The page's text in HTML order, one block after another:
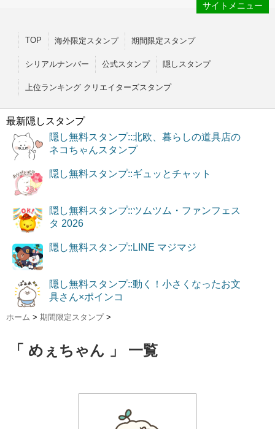
サイトメニュー
TOP 海外限定スタンプ 期間限定スタンプ
シリアルナンバー 公式スタンプ 隠しスタンプ
上位ランキング クリエイターズスタンプ
最新隠しスタンプ
隠し無料スタンプ::北欧、暮らしの道具店の
ネコちゃんスタンプ
隠し無料スタンプ::ギュッとチャット
隠し無料スタンプ::ツムツム・ファンフェス
タ 2026
隠し無料スタンプ::LINE マジマジ
隠し無料スタンプ::動く！小さくなったお文
具さん×ポインコ
ホーム > 期間限定スタンプ >
「 めぇちゃん 」 一覧